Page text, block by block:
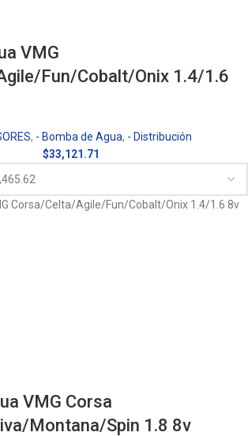
VMG
Fun/Cobalt/Onix 1.4/1.6
, - Bomba de Agua, - Distribución
$33,121.71
Corsa/Celta/Agile/Fun/Cobalt/Onix 1.4/1.6 8v
VMG Corsa
Montana/Spin 1.8 8v